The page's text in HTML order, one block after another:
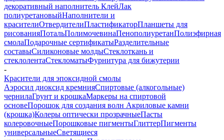
декоративный наполнитель КлейЛак
полиуретановыйНаполнители и
красителиОтвердителиПластификаторПланшеты для
рисованияПотальПолимочевинаПенополиуретанПолиэфирная
смолаПодарочные сертификатыРазделительные
составыСиликоновые молдыСтеклоткань и
стеклолентаСтекломатыФурнитура для бижутерии
-
Красители для эпоксидной смолы
Аэросил диоксид кремнияСпиртовые (алкогольные)
чернилаГрунт и крошкаМаркеры на спиртовой
основеПорошок для создания волн Акриловые камни
(крошка)Колеры оптически прозрачныеПасты
колеровочныеПорошковые пигментыГлиттерПигменты
универсальныеСветящиеся